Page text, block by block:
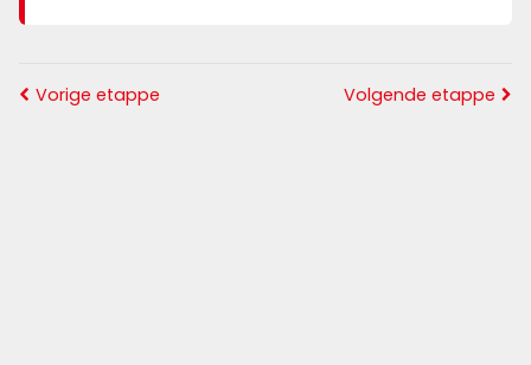
Vorige etappe Volgende etappe